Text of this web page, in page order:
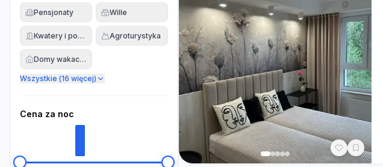
Pensjonaty Wille
Kwatery i pokoje Agroturystyka
Domy wakacyjne
Wszystkie (16 więcej)
Cena za noc